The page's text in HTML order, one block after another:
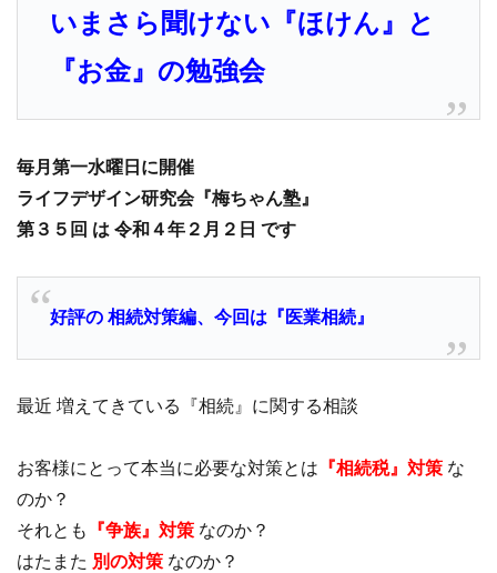
いまさら聞けない『ほけん』と
『お金』の勉強会
毎月第一水曜日に開催
ライフデザイン研究会『梅ちゃん塾』
第３５回 は 令和４年２月２日 です
好評の 相続対策編、今回は『医業相続』
最近 増えてきている『相続』に関する相談
お客様にとって本当に必要な対策とは 『相続税』対策 な
のか？
それとも
『争族』対策 なのか？
はたまた 別の対策 なのか？